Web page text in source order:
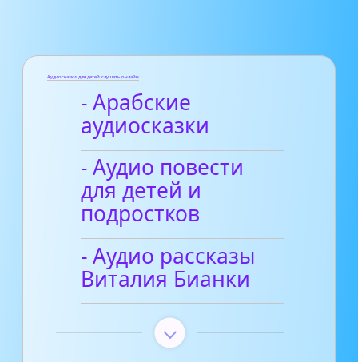
Аудиосказки для детей слушать онлайн
- Арабские
аудиосказки
- Аудио повести
для детей и
подростков
- Аудио рассказы
Виталия Бианки